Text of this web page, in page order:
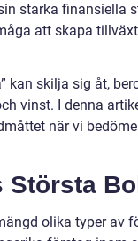
starka finansiella
att skapa
kan skilja sig åt,
vinst. I denna
när vi
Största
olika typer av